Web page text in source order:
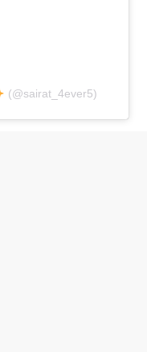
(@sairat_4ever5)